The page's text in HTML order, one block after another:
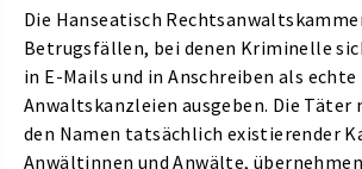
Die Hanseatisch
Betrugsfällen, bei denen Kriminelle
in E-Mails und in Anschreiben als echte
Anwaltskanzleien ausgeben. Die
den Namen tatsächlich existierender
Anwältinnen und Anwälte, übernehmen